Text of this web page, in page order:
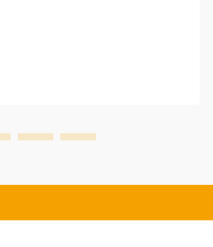
համար, որոնք